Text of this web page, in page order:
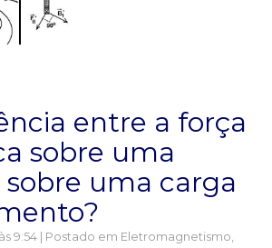
entre a força
sobre uma
sobre uma carga
9:54 | Postado em Eletromagnetismo,